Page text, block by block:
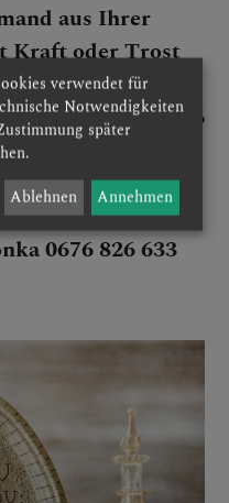
aus Ihrer
Kraft oder Trost
0676 826
mit dem
0676 826 633
verwendet für
Notwendigkeiten
später
Ablehnen Annehmen